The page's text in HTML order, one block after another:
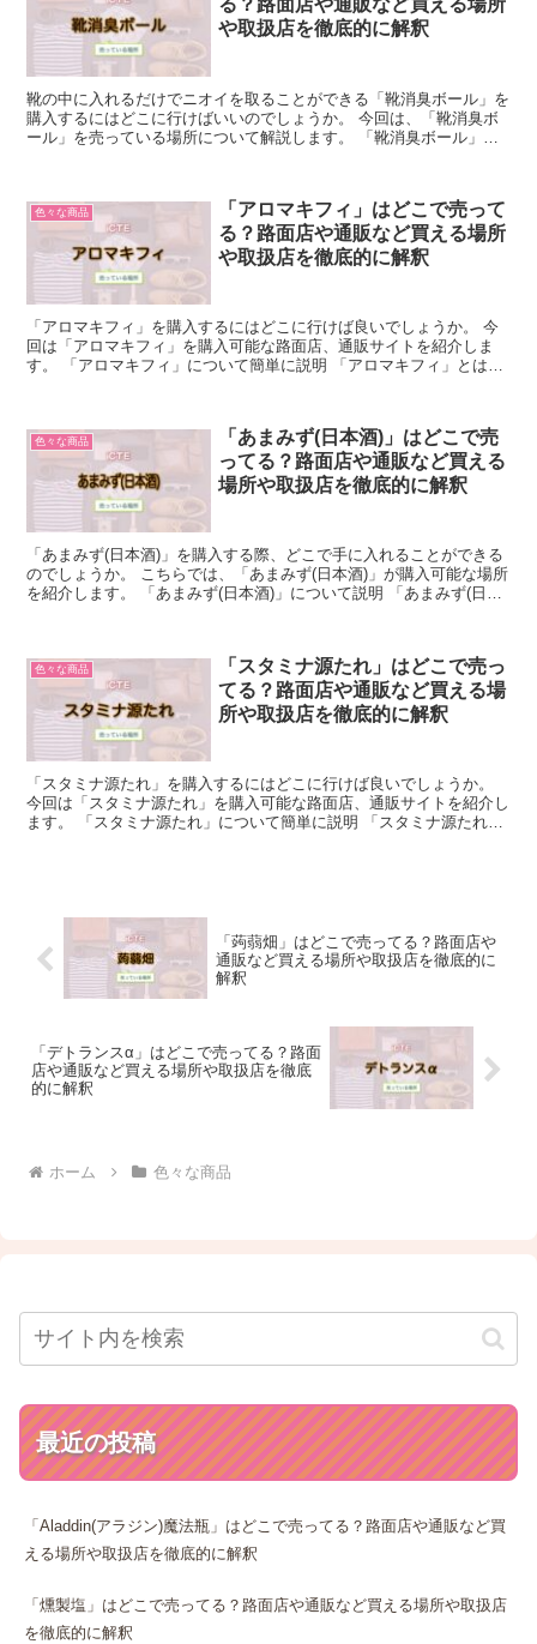
る？路面店や通販など買える場所
や取扱店を徹底的に解釈
靴の中に入れるだけでニオイを取ることができる「靴消臭ボール」を
購入するにはどこに行けばいいのでしょうか。 今回は、「靴消臭ボ
ール」を売っている場所について解説します。 「靴消臭ボール」に
色々な商品
「アロマキフィ」はどこで売って
る？路面店や通販など買える場所
や取扱店を徹底的に解釈
「アロマキフィ」を購入するにはどこに行けば良いでしょうか。 今
回は「アロマキフィ」を購入可能な路面店、通販サイトを紹介しま
す。 「アロマキフィ」について簡単に説明 「アロマキフィ」とは、
色々な商品
「あまみず(日本酒)」はどこで売
ってる？路面店や通販など買える
場所や取扱店を徹底的に解釈
「あまみず(日本酒)」を購入する際、どこで手に入れることができる
のでしょうか。 こちらでは、「あまみず(日本酒)」が購入可能な場所
を紹介します。 「あまみず(日本酒)」について説明 「あまみず(日本
色々な商品
「スタミナ源たれ」はどこで売っ
てる？路面店や通販など買える場
所や取扱店を徹底的に解釈
「スタミナ源たれ」を購入するにはどこに行けば良いでしょうか。
今回は「スタミナ源たれ」を購入可能な路面店、通販サイトを紹介し
ます。 「スタミナ源たれ」について簡単に説明 「スタミナ源たれ」
「蒟蒻畑」はどこで売ってる？路面店や
通販など買える場所や取扱店を徹底的に
解釈
「デトランスα」はどこで売ってる？路面
店や通販など買える場所や取扱店を徹底
的に解釈
ホーム 色々な商品
最近の投稿
「Aladdin(アラジン)魔法瓶」はどこで売ってる？路面店や通販など買
える場所や取扱店を徹底的に解釈
「燻製塩」はどこで売ってる？路面店や通販など買える場所や取扱店
を徹底的に解釈